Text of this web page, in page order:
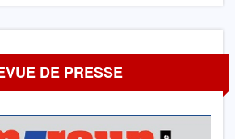
DE PRESSE